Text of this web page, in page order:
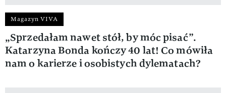
Magazyn VIVA
„Sprzedałam nawet stół, by móc pisać”.
Katarzyna Bonda kończy 40 lat! Co mówiła
nam o karierze i osobistych dylematach?